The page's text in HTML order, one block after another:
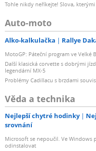
Tohle nikdy neříkejte! Slova,
Auto-moto
Alko-kalkulačka Rallye
MotoGP: Páteční program ve Velké
Další klasická corvette s dobrými
legendární MX-5
Problémy Cadillacu s brzdami
Věda a technika
Nejlepší chytré hodinky
srovnání
Microsoft se nepoučil. Ve Windows
odinstalovat